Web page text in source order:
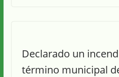
Declarado un
término municipal